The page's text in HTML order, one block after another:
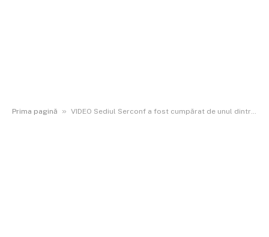
Prima pagină » VIDEO Sediul Serconf a fost cumpărat de unul dintre cei mai importanți oameni de afaceri din Botoșani